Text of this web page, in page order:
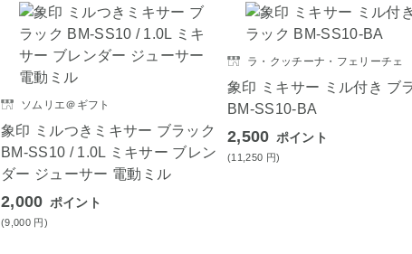
ソムリエ＠ギフト
象印 ミルつきミキサー ブラック
BM-SS10 / 1.0L ミキサー ブレン
ダー ジューサー 電動ミル
2,000 ポイント
(9,000 円)
ラ・クッチーナ・フェリーチェ
象印 ミキサー ミル付き ブ
BM-SS10-BA
2,500 ポイント
(11,250 円)